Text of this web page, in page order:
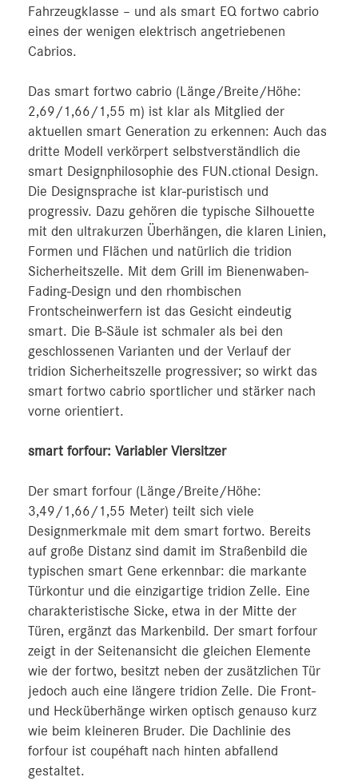
Fahrzeugklasse – und als smart EQ fortwo cabrio
eines der wenigen elektrisch angetriebenen
Cabrios.
Das smart fortwo cabrio (Länge/Breite/Höhe:
2,69/1,66/1,55 m) ist klar als Mitglied der
aktuellen smart Generation zu erkennen: Auch das
dritte Modell verkörpert selbstverständlich die
smart Designphilosophie des FUN.ctional Design.
Die Designsprache ist klar-puristisch und
progressiv. Dazu gehören die typische Silhouette
mit den ultrakurzen Überhängen, die klaren Linien,
Formen und Flächen und natürlich die tridion
Sicherheitszelle. Mit dem Grill im Bienenwaben-
Fading-Design und den rhombischen
Frontscheinwerfern ist das Gesicht eindeutig
smart. Die B‑Säule ist schmaler als bei den
geschlossenen Varianten und der Verlauf der
tridion Sicherheitszelle progressiver; so wirkt das
smart fortwo cabrio sportlicher und stärker nach
vorne orientiert.
smart forfour: Variabler Viersitzer
Der smart forfour (Länge/Breite/Höhe:
3,49/1,66/1,55 Meter) teilt sich viele
Designmerkmale mit dem smart fortwo. Bereits
auf große Distanz sind damit im Straßenbild die
typischen smart Gene erkennbar: die markante
Türkontur und die einzigartige tridion Zelle. Eine
charakteristische Sicke, etwa in der Mitte der
Türen, ergänzt das Markenbild. Der smart forfour
zeigt in der Seitenansicht die gleichen Elemente
wie der fortwo, besitzt neben der zusätzlichen Tür
jedoch auch eine längere tridion Zelle. Die Front-
und Hecküberhänge wirken optisch genauso kurz
wie beim kleineren Bruder. Die Dachlinie des
forfour ist coupéhaft nach hinten abfallend
gestaltet.